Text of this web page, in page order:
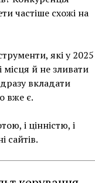
частіше схожі на
які у 2025
й не зливати
вкладати
вже є.
і цінністю, і
сайтів.